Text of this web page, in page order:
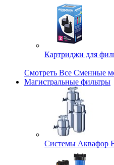
Картриджи для
Смотреть Все Сменные
Магистральные фильтры
Системы Аквафор